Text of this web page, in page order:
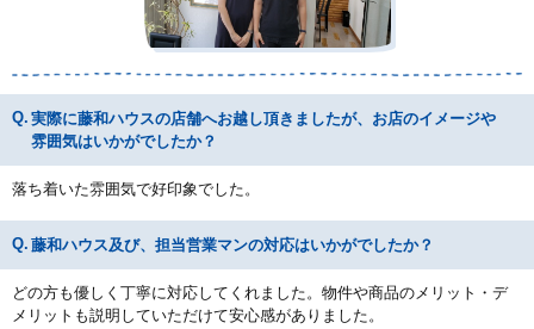
実際に藤和ハウスの店舗へお越し頂きましたが、お店のイメージや
雰囲気はいかがでしたか？
落ち着いた雰囲気で好印象でした。
藤和ハウス及び、担当営業マンの対応はいかがでしたか？
どの方も優しく丁寧に対応してくれました。物件や商品のメリット・デ
メリットも説明していただけて安心感がありました。